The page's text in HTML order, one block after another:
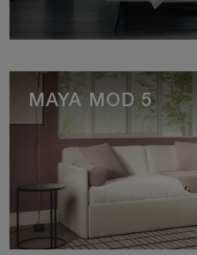
MAYA MOD 5